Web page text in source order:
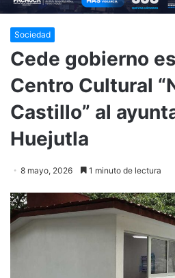
Sociedad
Cede gobierno
Centro Cultural
Castillo” al
Huejutla
8 mayo, 2026 1 minuto de lectura